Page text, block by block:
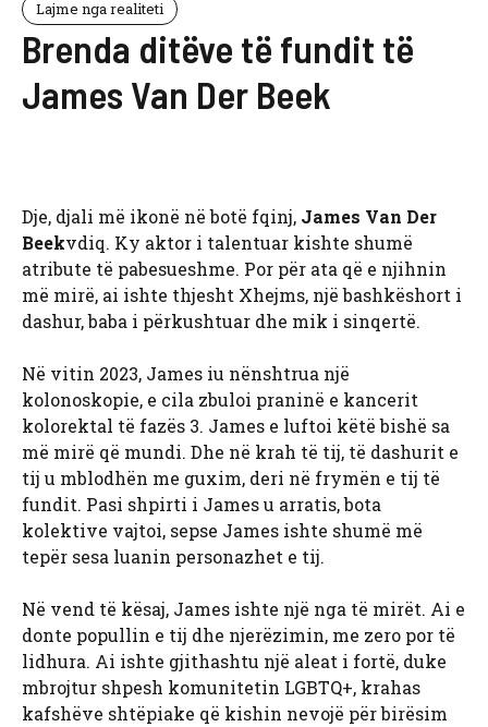
Lajme nga realiteti
Brenda ditëve të fundit të
James Van Der Beek
Dje, djali më ikonë në botë fqinj, James Van Der
Beekvdiq. Ky aktor i talentuar kishte shumë
atribute të pabesueshme. Por për ata që e njihnin
më mirë, ai ishte thjesht Xhejms, një bashkëshort i
dashur, baba i përkushtuar dhe mik i sinqertë.
Në vitin 2023, James iu nënshtrua një
kolonoskopie, e cila zbuloi praninë e kancerit
kolorektal të fazës 3. James e luftoi këtë bishë sa
më mirë që mundi. Dhe në krah të tij, të dashurit e
tij u mblodhën me guxim, deri në frymën e tij të
fundit. Pasi shpirti i James u arratis, bota
kolektive vajtoi, sepse James ishte shumë më
tepër sesa luanin personazhet e tij.
Në vend të kësaj, James ishte një nga të mirët. Ai e
donte popullin e tij dhe njerëzimin, me zero por të
lidhura. Ai ishte gjithashtu një aleat i fortë, duke
mbrojtur shpesh komunitetin LGBTQ+, krahas
kafshëve shtëpiake që kishin nevojë për birësim